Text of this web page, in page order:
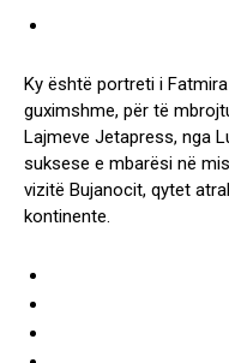
Ky është portreti i
guximshme, për të
Lajmeve Jetapress, nga
suksese e mbarësi në
vizitë Bujanocit, qytet
kontinente.